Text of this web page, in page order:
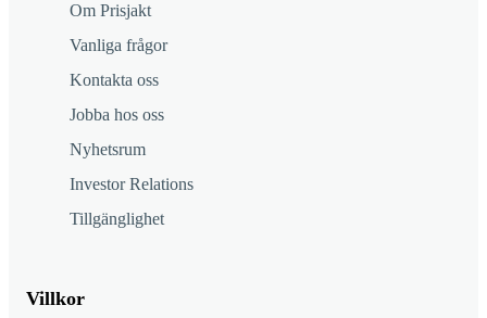
Om Prisjakt
Vanliga frågor
Kontakta oss
Jobba hos oss
Nyhetsrum
Investor Relations
Tillgänglighet
Villkor